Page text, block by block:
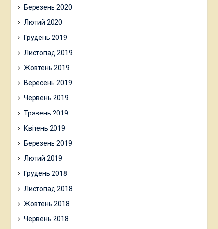
Березень 2020
Лютий 2020
Грудень 2019
Листопад 2019
Жовтень 2019
Вересень 2019
Червень 2019
Травень 2019
Квітень 2019
Березень 2019
Лютий 2019
Грудень 2018
Листопад 2018
Жовтень 2018
Червень 2018